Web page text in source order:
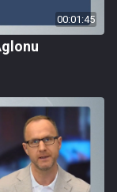
00:01:45